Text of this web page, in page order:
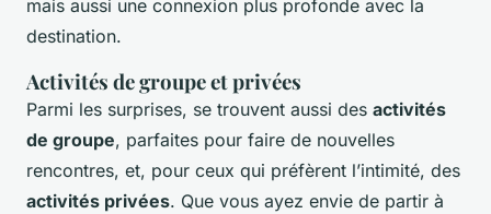
mais aussi une connexion plus profonde avec la
destination.
Activités de groupe et privées
Parmi les surprises, se trouvent aussi des activités
de groupe, parfaites pour faire de nouvelles
rencontres, et, pour ceux qui préfèrent l’intimité, des
activités privées. Que vous ayez envie de partir à